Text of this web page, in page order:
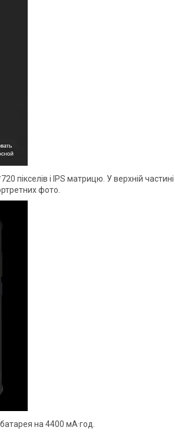
пікселів і IPS матрицю. У верхній
фото.
на 4400 мА·год.